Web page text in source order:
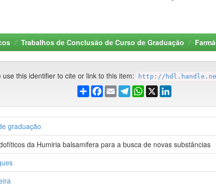
Trabalhos de Conclusão de Curso de Graduação
use this identifier to cite or link to this item: http://
ShareFacebook
EmailTelegramWhatsApp
X
graduação
da Humiria balsamifera para a busca de novas substâncias